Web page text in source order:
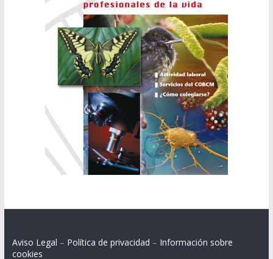
Aviso Legal – Política de privacidad – Información sobre
cookies